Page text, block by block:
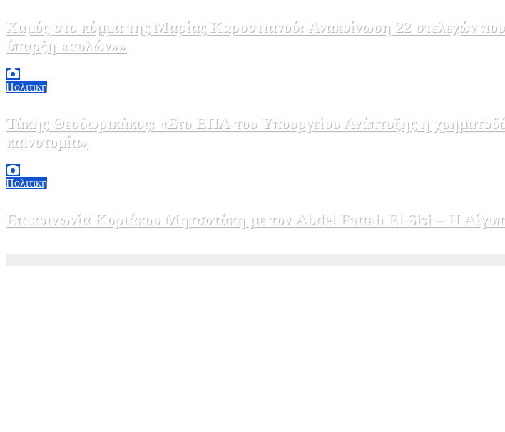
Χαμός στο κόμμα της Μαρίας Καρυστιανού: Ανακοίνωση 22 στελεχών που
ύπαρξη «αυλών»»
Πολιτικη
Τάκης Θεοδωρικάκος: «Στο ΕΠΑ του Υπουργείου Ανάπτυξης η
καινοτομία»
Πολιτικη
Επικοινωνία Κυριάκου Μητσοτάκη με τον Abdel Fattah El-Sisi – Η